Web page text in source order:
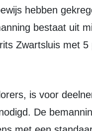
hebben
bestaat uit
Zwartsluis met
De